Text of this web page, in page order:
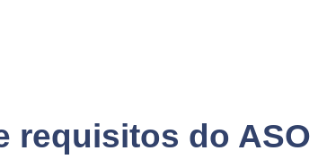
requisitos do ASO